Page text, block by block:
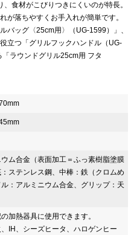
食材がこびりつきにくいのが特長。
が落ちやすくお手入れが簡単です。
バッグ〈25cm用〉（UG-1599）」、
立つ「グリルフックハンドル（UG-
ラウンドグリル25cm用 フタ
ム合金（表面加工＝ふっ素樹脂塗膜
ステンレス鋼、中棒：鉄（クロムめ
：アルミニウム合金、グリップ：天
加熱器具に使用できます。
IH、シーズヒータ、ハロゲンヒー